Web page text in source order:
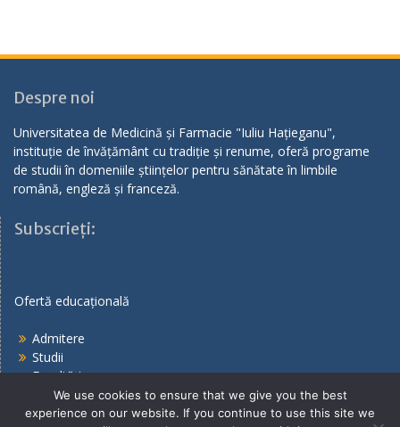
Despre noi
Universitatea de Medicină și Farmacie "Iuliu Hațieganu",
instituție de învățământ cu tradiție și renume, oferă programe
de studii în domeniile științelor pentru sănătate în limbile
română, engleză și franceză.
Subscrieți:
Ofertă educațională
Admitere
Studii
Facultăți
We use cookies to ensure that we give you the best
experience on our website. If you continue to use this site we